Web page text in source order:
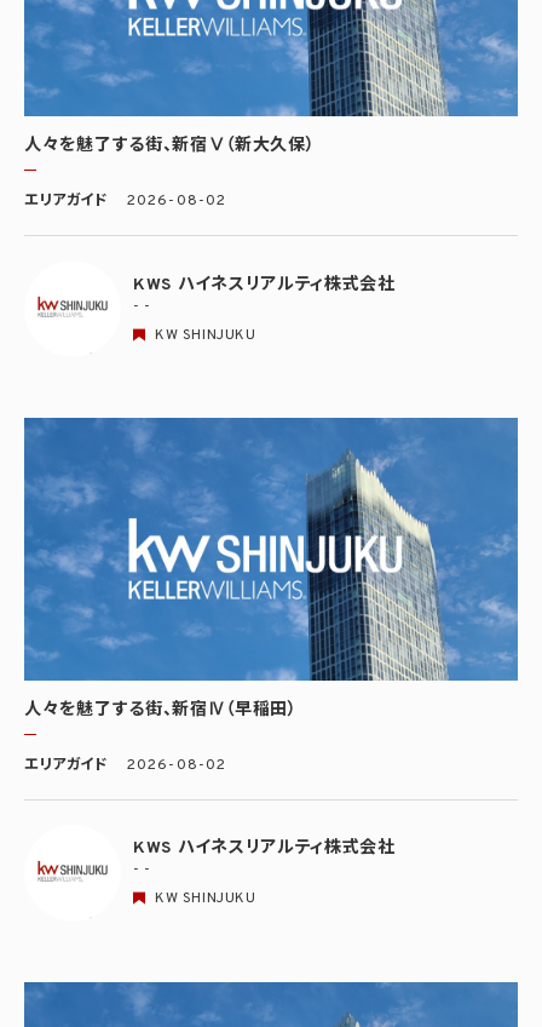
人々を魅了する街、新宿Ⅴ（新大久保）
エリアガイド 2026-08-02
KWS ハイネスリアルティ株式会社
- -
KW SHINJUKU
人々を魅了する街、新宿Ⅳ（早稲田）
エリアガイド 2026-08-02
KWS ハイネスリアルティ株式会社
- -
KW SHINJUKU